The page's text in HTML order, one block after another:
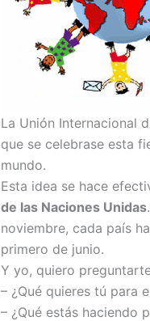
La Unión Internacional
que se celebrase esta
mundo.
Esta idea se hace
de las Naciones Unidas
noviembre, cada país
primero de junio.
Y yo, quiero
– ¿Qué quieres tú para
– ¿Qué estás haciendo